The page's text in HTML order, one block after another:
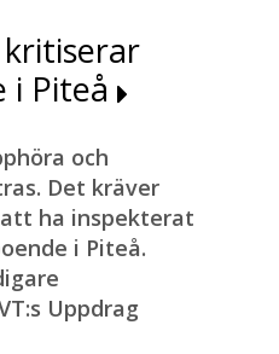
kritiserar
i Piteå
och
Det kräver
ha inspekterat
i Piteå.
Uppdrag